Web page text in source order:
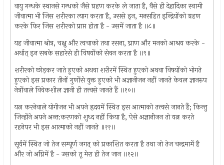
वायु गन्धके स्थानसे गन्धको जैसे ग्रहण करके ले जाता है, वैसे ही देहादिका स्वामी
जीवात्मा भी जिस शरीरका त्याग करता है, उससे इन, मनसहित इन्द्रियोंको ग्रहण
करके फिर जिस शरीरको प्राप्त होता है - उसमें जाता है ॥८॥
यह जीवात्मा श्रोत्र, चक्षु और त्वचाको तथा रसना, घ्राण और मनको आश्रय करके -
अर्थात् इन सबके सहारेसे ही विषयोंको सेवन करता है ॥९॥
शरीरको छोड़कर जाते हुएको अथवा शरीरमें स्थित हुएको अथवा विषयोंको भोगते
हुएको इस प्रकार तीनों गुणोंसे युक्त हुएको भी अज्ञानीजन नहीं जानते केवल ज्ञानरुप
नेत्रोंवाले विवेकशील ज्ञानी ही तत्त्वसे जानते हैं ॥१०॥
यत्न करनेवाले योगीजन भी अपने हृदयमें स्थित इस आत्माको तत्त्वसे जानते हैं; किन्तु
जिन्होंने अपने अन्त:करणको शुध्द नहीं किया है, ऐसे अज्ञानीजन तो यत्न करते
रहनेपर भी इस आत्माको नहीं जानते ॥११॥
सूर्यमें स्थित जो तेज सम्पूर्ण जगत् को प्रकाशित करता है तथा जो तेज चन्द्रमामें है
और जो अग्निमें है - उसको तू मेरा ही तेज जान ॥१२॥